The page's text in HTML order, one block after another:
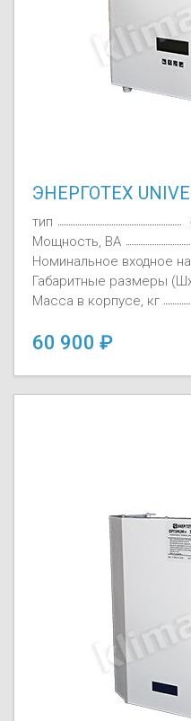
ЭНЕРГОТЕХ
тип
Мощность, ВА
Номинальное входное
Габаритные размеры
Масса в корпусе, кг
60 900